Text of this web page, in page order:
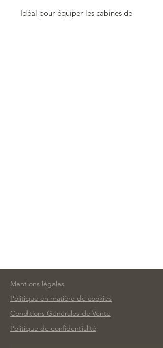
Idéal pour équiper les cabines de
Mentions légales
Politique en matière de cookies
Conditions Générales de Vente
Politique de confidentialité